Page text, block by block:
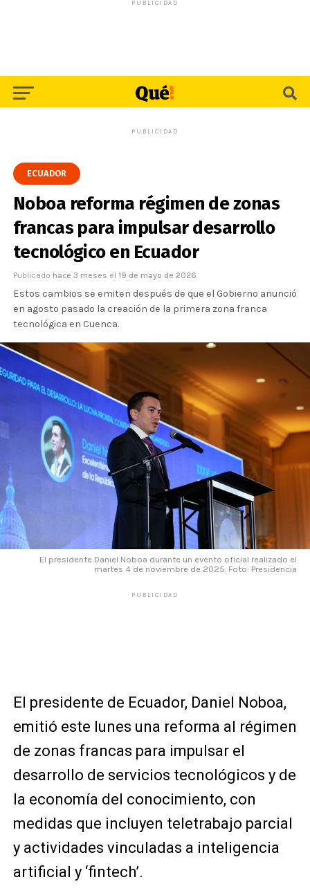
PUBLICIDAD
PUBLICIDAD
ECUADOR
Noboa reforma régimen de zonas
francas para impulsar desarrollo
tecnológico en Ecuador
Publicado hace 3 meses el 19 de mayo de 2026
Estos cambios se emiten después de que el Gobierno anunció
en agosto pasado la creación de la primera zona franca
tecnológica en Cuenca.
El presidente Daniel Noboa durante un evento oficial realizado el
martes 4 de noviembre de 2025. Foto: Presidencia
PUBLICIDAD
El presidente de Ecuador, Daniel Noboa,
emitió este lunes una reforma al régimen
de zonas francas para impulsar el
desarrollo de servicios tecnológicos y de
la economía del conocimiento, con
medidas que incluyen teletrabajo parcial
y actividades vinculadas a inteligencia
artificial y ‘fintech’.